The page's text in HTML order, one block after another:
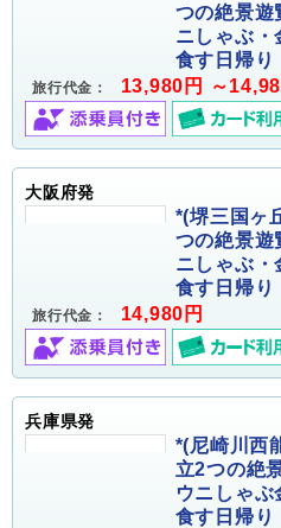
つの絶景遊
ニしゃぶ・
食す日帰り
旅行代金： 13,980円 ～
大阪府発
*(堺三国ヶ
つの絶景遊
ニしゃぶ・
食す日帰り
旅行代金： 14,980円
兵庫県発
*(尼崎川西
立2つの絶
ウニしゃ
食す日帰り